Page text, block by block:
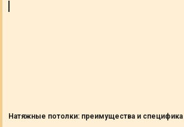
Натяжные потолки: преимущества и специфика